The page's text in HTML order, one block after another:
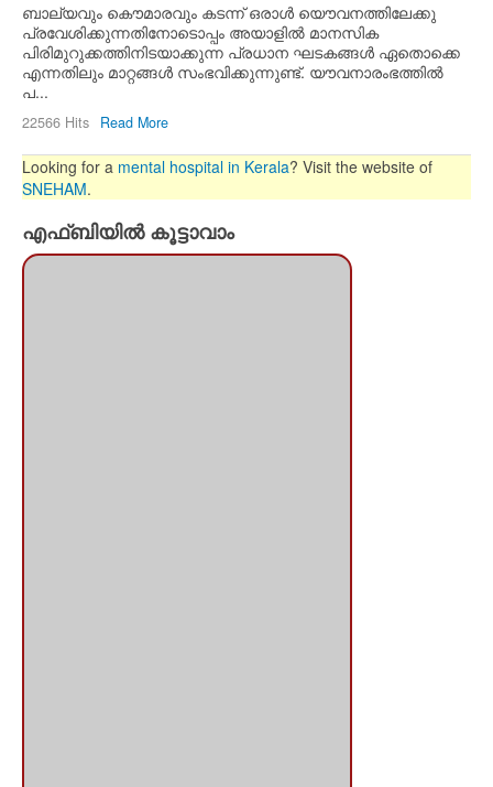
ബാല്യവും കൌമാരവും കടന്ന്‍ ഒരാള്‍ യൌവനത്തിലേക്കു
പ്രവേശിക്കുന്നതിനോടൊപ്പം അയാളില്‍ മാനസിക
പിരിമുറുക്കത്തിനിടയാക്കുന്ന പ്രധാന ഘടകങ്ങള്‍ ഏതൊക്കെ
എന്നതിലും മാറ്റങ്ങള്‍ സംഭവിക്കുന്നുണ്ട്. യൗവനാരംഭത്തില്‍
പ...
22566 Hits Read More
Looking for a mental hospital in Kerala? Visit the website of
SNEHAM.
എഫ്ബിയില്‍ കൂട്ടാവാം